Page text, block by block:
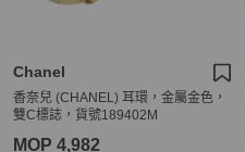
Chanel
香奈兒 (CHANEL) 耳環，金屬金色，
雙C標誌，貨號189402M
MOP 4,982